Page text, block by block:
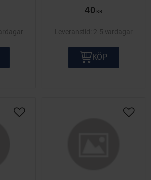
40 KR
2-5 vardagar
KÖP
Lägg till i önskelista Lägg